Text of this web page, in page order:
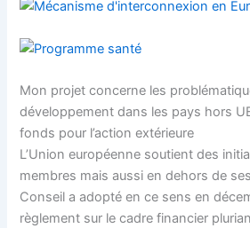
Mon projet concerne les
développement dans les pays hors
fonds pour l’action extérieure
L’Union européenne soutient des
membres mais aussi en dehors de
Conseil a adopté en ce sens en
règlement sur le cadre financier